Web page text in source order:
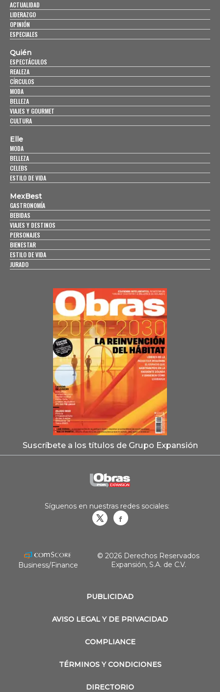
ACTUALIDAD
LIDERAZGO
OPINIÓN
ESPECIALES
Quién
ESPECTÁCULOS
REALEZA
CÍRCULOS
MODA
BELLEZA
VIAJES Y GOURMET
CULTURA
Elle
MODA
BELLEZA
CELEBS
ESTILO DE VIDA
MexBest
GASTRONOMÍA
BEBIDAS
VIAJES Y DESTINOS
PERSONAJES
BIENESTAR
ESTILO DE VIDA
JURADO
Suscríbete a los títulos de Grupo Expansión
PUBLICIDAD
AVISO LEGAL Y DE PRIVACIDAD
COMPLIANCE
TÉRMINOS Y CONDICIONES
DIRECTORIO
Síguenos en nuestras redes sociales:
Business/Finance
© 2026 Derechos Reservados
Expansión, S.A. de C.V.